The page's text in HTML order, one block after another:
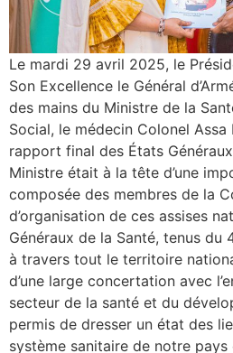
Le mardi 29 avril 2025, le
Son Excellence le Général
des mains du Ministre de la
Social, le médecin Colonel Assa
rapport final des États
Ministre était à la tête d’une
composée des membres de la
d’organisation de ces assises
Généraux de la Santé, tenus du
à travers tout le territoire
d’une large concertation avec
secteur de la santé et du
permis de dresser un état des
système sanitaire de notre